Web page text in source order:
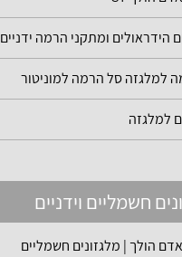
הידראולים ומתקני הרמה ידניים
למלגזה סל הרמה למוניטור
למלגזה
חשמליים וידניים
הולך | מלגזונים חשמליים